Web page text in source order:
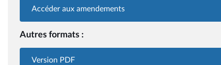
Accéder aux amendements
Autres formats :
Version PDF